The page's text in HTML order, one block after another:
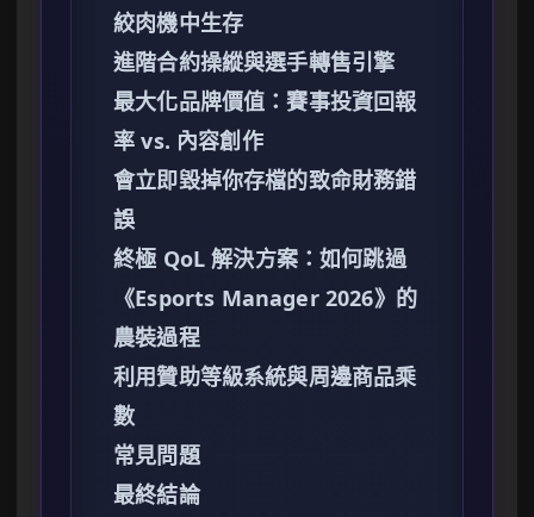
絞肉機中生存
進階合約操縱與選手轉售引擎
最大化品牌價值：賽事投資回報
率 vs. 內容創作
會立即毀掉你存檔的致命財務錯
誤
終極 QoL 解決方案：如何跳過
《Esports Manager 2026》的
農裝過程
利用贊助等級系統與周邊商品乘
數
常見問題
最終結論